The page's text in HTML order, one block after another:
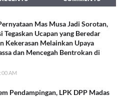
Mas Musa Jadi Sorotan,
Tegaskan Ucapan yang Beredar
Kekerasan Melainkan Upaya
dan Mencegah Bentrokan di
AM
Pendampingan, LPK DPP Madas